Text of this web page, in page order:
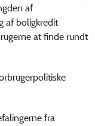
af
af boligkredit
at finde rundt
fra